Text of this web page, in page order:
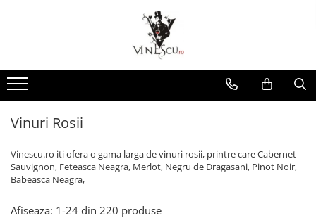
Vinuri Spumante
Sampanie / Champagne
Vinuri Rosii
Vinuri Albe
Vinuri Rose
Vinuri seci
Vinuri demiseci
Vinuri demidulci
Vinuri dupa provenienta
Vinuri Rosii
Vinuri Albe
Vinuri Rose
Vinuri pentru cadou
Vinuri de colectie/vechi
Vinuri personalizate
Cognac/Coniac/Armagnac/Vinarsuri
Vinarsuri
Cognac/Coniac/Armagnac
Ciocolata
Condimente
Ulei de masline
Cutii cadou vinuri
Vinuri Rosii
Vinescu.ro iti ofera o gama larga de vinuri rosii, printre care Cabernet
Sauvignon, Feteasca Neagra, Merlot, Negru de Dragasani, Pinot Noir,
Babeasca Neagra,
Afiseaza: 1-24 din 220 produse